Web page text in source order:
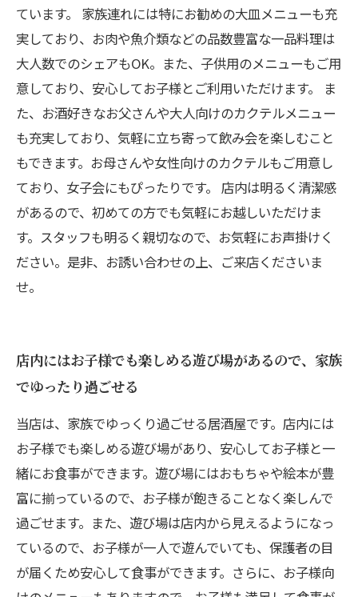
ています。 家族連れには特にお勧めの大皿メニューも充
実しており、お肉や魚介類などの品数豊富な一品料理は
大人数でのシェアもOK。また、子供用のメニューもご用
意しており、安心してお子様とご利用いただけます。 ま
た、お酒好きなお父さんや大人向けのカクテルメニュー
も充実しており、気軽に立ち寄って飲み会を楽しむこと
もできます。お母さんや女性向けのカクテルもご用意し
ており、女子会にもぴったりです。 店内は明るく清潔感
があるので、初めての方でも気軽にお越しいただけま
す。スタッフも明るく親切なので、お気軽にお声掛けく
ださい。是非、お誘い合わせの上、ご来店くださいま
せ。
店内にはお子様でも楽しめる遊び場があるので、家族
でゆったり過ごせる
当店は、家族でゆっくり過ごせる居酒屋です。店内には
お子様でも楽しめる遊び場があり、安心してお子様と一
緒にお食事ができます。遊び場にはおもちゃや絵本が豊
富に揃っているので、お子様が飽きることなく楽しんで
過ごせます。また、遊び場は店内から見えるようになっ
ているので、お子様が一人で遊んでいても、保護者の目
が届くため安心して食事ができます。さらに、お子様向